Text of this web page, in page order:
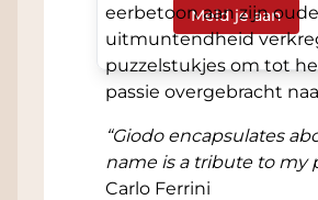
Meld je aan
eerbetoon aan zijn
uitmuntendheid
puzzelstukjes om tot
passie overgebracht
“Giodo encapsulates
name is a tribute to my
Carlo Ferrini